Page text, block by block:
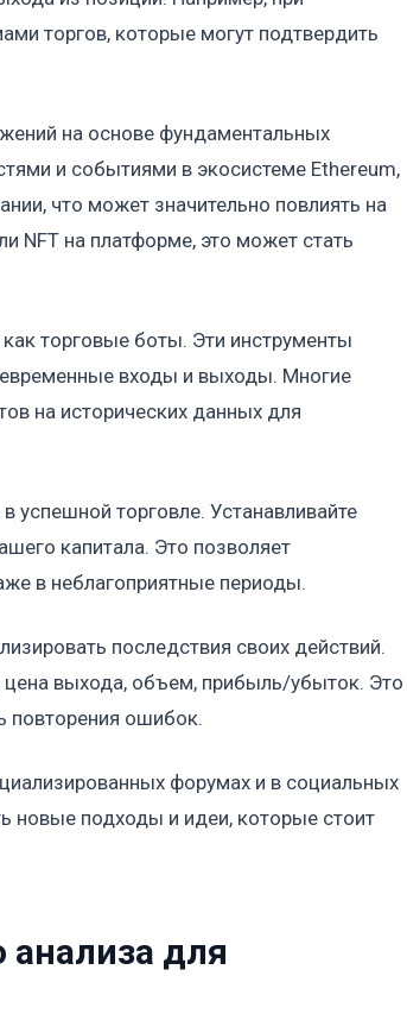
торгов, которые могут подтвердить
на основе фундаментальных
и событиями в экосистеме Ethereum,
что может значительно повлиять на
NFT на платформе, это может стать
торговые боты. Эти инструменты
входы и выходы. Многие
на исторических данных для
успешной торговле. Устанавливайте
капитала. Это позволяет
в неблагоприятные периоды.
последствия своих действий.
цена выхода, объем, прибыль/убыток. Это
повторения ошибок.
форумах и в социальных
новые подходы и идеи, которые стоит
анализа для